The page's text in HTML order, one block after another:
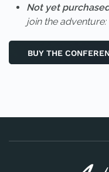
Not yet
join the adventure:
BUY THE